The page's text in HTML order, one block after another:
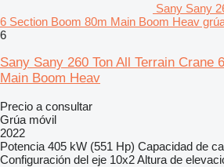
Sany Sany
6 Section Boom 80m Main Boom Heav
6
Sany Sany 260 Ton All Terrain Crane
Main Boom Heav
Precio a consultar
Grúa móvil
2022
Potencia 405 kW (551 Hp) Capacidad de
Configuración del eje 10x2Altura de